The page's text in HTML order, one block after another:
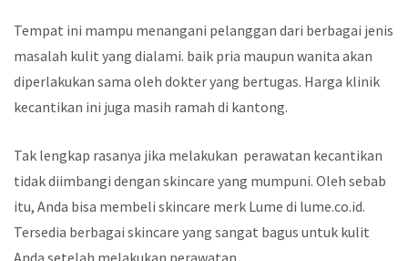
Tempat ini mampu menangani pelanggan dari berbagai jenis
masalah kulit yang dialami. baik pria maupun wanita akan
diperlakukan sama oleh dokter yang bertugas. Harga klinik
kecantikan ini juga masih ramah di kantong.
Tak lengkap rasanya jika melakukan perawatan kecantikan
tidak diimbangi dengan skincare yang mumpuni. Oleh sebab
itu, Anda bisa membeli skincare merk Lume di lume.co.id.
Tersedia berbagai skincare yang sangat bagus untuk kulit